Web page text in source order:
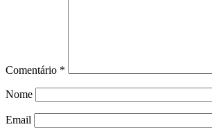
Comentário *
Nome
Email